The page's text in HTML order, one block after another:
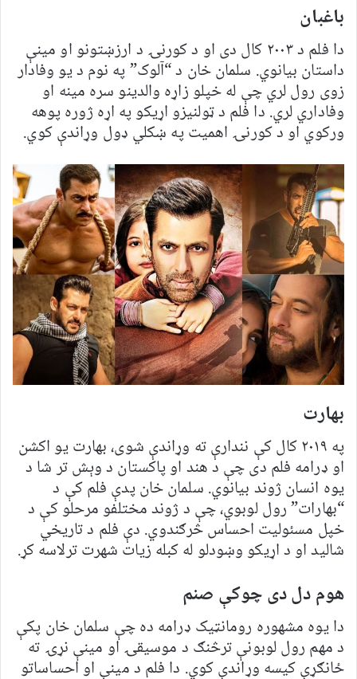
باغبان
دا فلم د ۲۰۰۳ کال دی او د کورنۍ د ارزښتونو او مینې
داستان بیانوي. سلمان خان د “آلوک” په نوم د یو وفادار
زوی رول لري چې له خپلو زاړه والدینو سره مینه او
وفاداري لري. دا فلم د ټولنیزو اړیکو په اړه ژوره پوهه
ورکوي او د کورنۍ اهمیت په ښکلي ډول وړاندې کوي.
بهارت
په ۲۰۱۹ کال کې نندارې ته وړاندې شوی، بهارت یو اکشن
او ډرامه فلم دی چې د هند او پاکستان د وېش تر شا د
یوه انسان ژوند بیانوي. سلمان خان پدې فلم کې د
“بهارات” رول لوبوي، چې د ژوند مختلفو مرحلو کې د
خپل مسئولیت احساس څرګندوي. دې فلم د تاریخي
شالید او د اړیکو وښودلو له کبله زیات شهرت ترلاسه کړ.
هوم دل دی چوکې صنم
دا یوه مشهوره رومانټیک ډرامه ده چې سلمان خان پکې
د مهم رول لوبونې ترڅنګ د موسیقۍ او مینې نړۍ ته
ځانګړې کیسه وړاندې کوي. دا فلم د مینې او احساساتو